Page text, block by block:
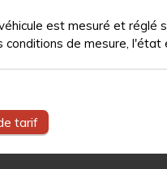
est mesuré et réglé
conditions de mesure,
tarif